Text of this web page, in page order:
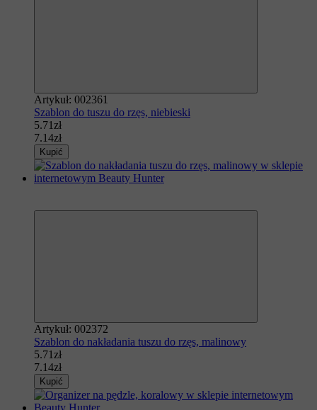
Artykuł: 002361
Szablon do tuszu do rzęs, niebieski
5.71zł
7.14zł
Kupić
Artykuł: 002372
Szablon do nakładania tuszu do rzęs, malinowy
5.71zł
7.14zł
Kupić